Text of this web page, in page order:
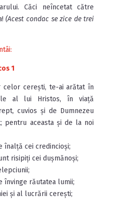
Căci neîncetat către
(Acest condac se zice de trei
1
cerești, te-ai arătat în
al lui Hristos, în viață
cuvios și de Dumnezeu
pentru aceasta și de la noi
înalță cei credincioși;
risipiți cei dușmănoși;
învinge răutatea lumii;
și al lucrării cerești;